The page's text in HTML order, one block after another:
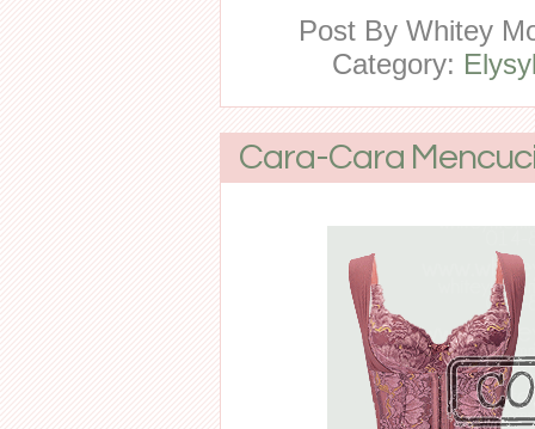
Post By Whitey
Category:
Cara-Cara